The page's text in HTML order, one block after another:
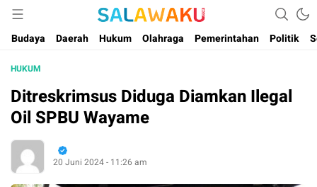
Salawaku Maluku
Salam dan Warta Anak Maluku
Budaya
Daerah Hukum Olahraga Pemerintahan Politik
HUKUM
Ditreskrimsus Diduga Diamkan Ilegal
Oil SPBU Wayame
20 Juni 2024 - 11:26 am